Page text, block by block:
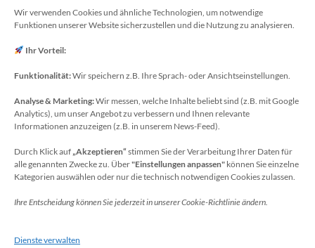
Wir verwenden Cookies und ähnliche Technologien, um notwendige
Funktionen unserer Website sicherzustellen und die Nutzung zu analysieren.
Ihr Vorteil:
Funktionalität:Wir speichern z.B. Ihre Sprach- oder Ansichtseinstellungen.
Analyse & Marketing:Wir messen, welche Inhalte beliebt sind (z.B. mit Google
Analytics), um unser Angebot zu verbessern und Ihnen relevante
Informationen anzuzeigen (z.B. in unserem News-Feed).
Durch Klick auf „Akzeptieren“ stimmen Sie der Verarbeitung Ihrer Daten für
alle genannten Zwecke zu. Über"Einstellungen anpassen" können Sie einzelne
Kategorien auswählen oder nur die technisch notwendigen Cookies zulassen.
Ihre Entscheidung können Sie jederzeit in unserer Cookie-Richtlinie ändern.
Dienste verwalten
E-Mail: webmaster[at]meckenheim-thr.de
MINT-Blog: Herr Christoph Köchling
E-Mail: koechling[at]meckenheim-thr.de
Datenschutzbeauftragter
Sie erreichen unseren Datenschutzbeauftragten
unter:
Wolfgang Dax-Rommswinkel
Schulamt für den Rhein-Sieg Kreis
Kaiser-Wilhelm-Platz 1